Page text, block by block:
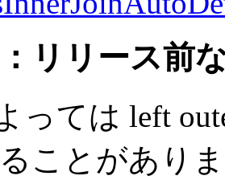
リリース前
っては left
ことがあり